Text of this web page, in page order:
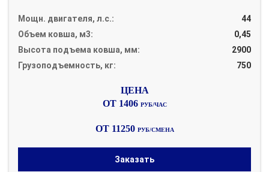
Мощн. двигателя, л.с.:
44
Объем ковша, м3:
0,45
Высота подъема ковша, мм:
2900
Грузоподъемность, кг:
750
ОТ 1406 РУБ/ЧАС
ОТ 11250 РУБ/СМЕНА
Заказать